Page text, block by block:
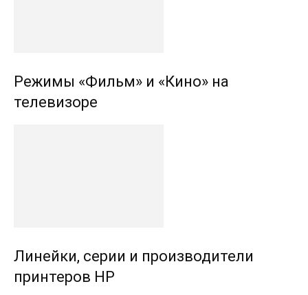
Режимы «Фильм» и «Кино» на
телевизоре
Линейки, серии и производители
принтеров HP